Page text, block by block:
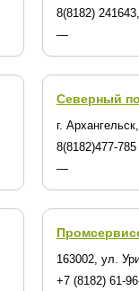
8(8182)
—
Северный
г.
8(8182)477-785
—
163002, ул.
+7 (8182) 61-